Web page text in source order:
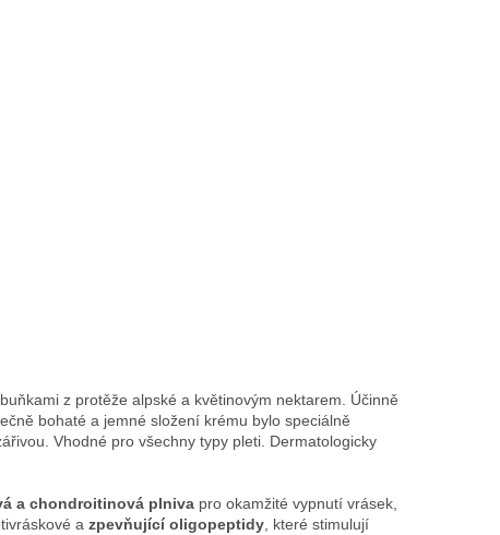
z protěže alpské a květinovým nektarem. Účinně
bohaté a jemné složení krému bylo speciálně
Vhodné pro všechny typy pleti. Dermatologicky
a chondroitinová plniva pro okamžité vypnutí vrásek,
a zpevňující oligopeptidy , které stimulují